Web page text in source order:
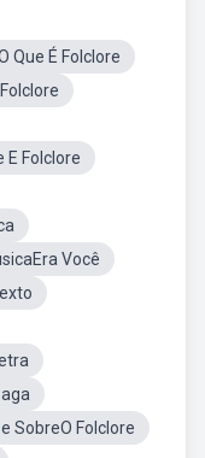
Que É Folclore
E Folclore
Você
SobreO Folclore